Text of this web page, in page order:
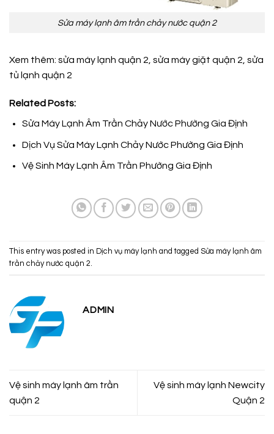
Sửa máy lạnh âm trần chảy nước quận 2
Xem thêm: sửa máy lạnh quận 2, sửa máy giặt quận 2, sửa
tủ lạnh quận 2
Related Posts:
Sửa Máy Lạnh Âm Trần Chảy Nước Phường Gia Định
Dịch Vụ Sửa Máy Lạnh Chảy Nước Phường Gia Định
Vệ Sinh Máy Lạnh Âm Trần Phường Gia Định
This entry was posted in Dịch vụ máy lạnh and tagged Sửa máy lạnh âm
trần chảy nước quận 2.
ADMIN
Vệ sinh máy lạnh âm trần
quận 2
Vệ sinh máy lạnh Newcity
Quận 2